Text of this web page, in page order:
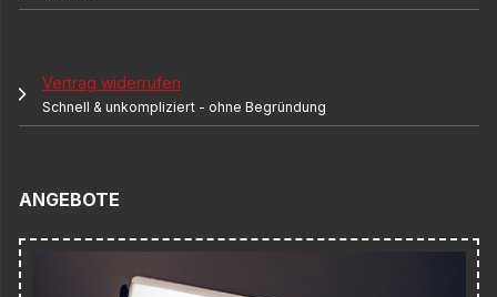
Vertrag widerrufen
Schnell & unkompliziert - ohne Begründung
ANGEBOTE